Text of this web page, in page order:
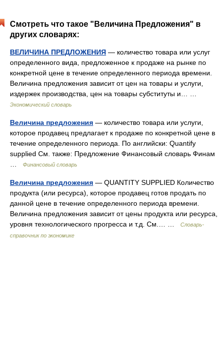
Смотреть что такое "Величина Предложения" в
других словарях:
ВЕЛИЧИНА ПРЕДЛОЖЕНИЯ — количество товара или услуг
определенного вида, предложенное к продаже на рынке по
конкретной цене в течение определенного периода времени.
Величина предложения зависит от цен на товары и услуги,
издержек производства, цен на товары субституты и… …
Экономический словарь
Величина предложения — количество товара или услуги,
которое продавец предлагает к продаже по конкретной цене в
течение определенного периода. По английски: Quantify
supplied См. также: Предложение Финансовый словарь Финам
Финансовый словарь
Величина предложения — QUANTITY SUPPLIED Количество
продукта (или ресурса), которое продавец готов продать по
данной цене в течение определенного периода времени.
Величина предложения зависит от цены продукта или ресурса,
уровня технологического прогресса и т.д. См.… …
Словарь-
справочник по экономике